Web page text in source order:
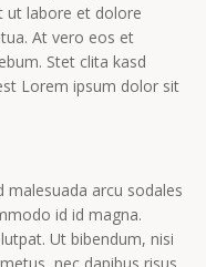
ut labore et dolore
At vero eos et
Stet clita kasd
Lorem ipsum dolor sit
malesuada arcu sodales
id id magna.
Ut bibendum, nisi